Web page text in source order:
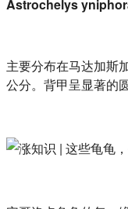
Astrochelys
主要分布在马达加斯
公分。背甲呈显著的